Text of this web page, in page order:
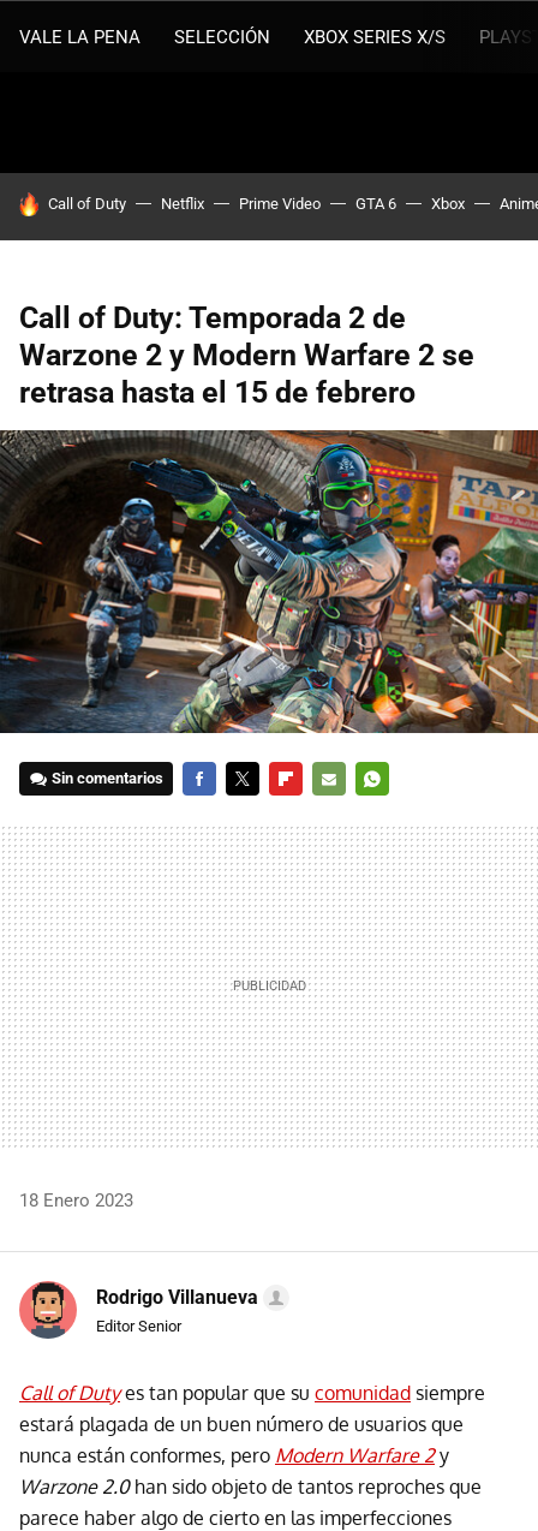
VALE LA PENA SELECCIÓN XBOX SERIES X/S
HOY SE HABLA DE
Call of Duty Netflix Prime Video GTA 6 Xbox
Call of Duty: Temporada 2 de
Warzone 2 y Modern Warfare 2 se
retrasa hasta el 15 de febrero
Sin comentarios
MAIL
18 Enero 2023
Rodrigo Villanueva
Editor Senior
Call of Duty es tan popular que su comunidad siempre
estará plagada de un buen número de usuarios que
nunca están conformes, pero Modern Warfare 2y
Warzone 2.0han sido objeto de tantos reproches que
parece haber algo de cierto en las imperfecciones